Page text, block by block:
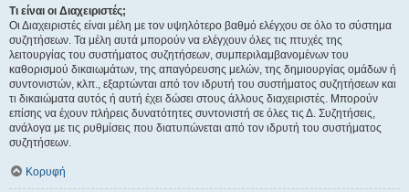
Τι είναι οι Διαχειριστές;
Οι Διαχειριστές είναι μέλη με τον υψηλότερο βαθμό ελέγχου σε όλο το σύστημα
συζητήσεων. Τα μέλη αυτά μπορούν να ελέγχουν όλες τις πτυχές της
λειτουργίας του συστήματος συζητήσεων, συμπεριλαμβανομένων του
καθορισμού δικαιωμάτων, της απαγόρευσης μελών, της δημιουργίας ομάδων ή
συντονιστών, κλπ., εξαρτώνται από τον ιδρυτή του συστήματος συζητήσεων και
τι δικαιώματα αυτός ή αυτή έχει δώσει στους άλλους διαχειριστές. Μπορούν
επίσης να έχουν πλήρεις δυνατότητες συντονιστή σε όλες τις Δ. Συζητήσεις,
ανάλογα με τις ρυθμίσεις που διατυπώνεται από τον ιδρυτή του συστήματος
συζητήσεων.
Κορυφή